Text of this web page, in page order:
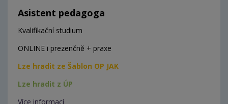
Asistent pedagoga
Kvalifikační studium
ONLINE i prezenčně + praxe
Lze hradit ze Šablon OP JAK
Lze hradit z ÚP
Více informací